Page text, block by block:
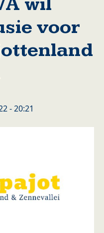
voor
- 20:21